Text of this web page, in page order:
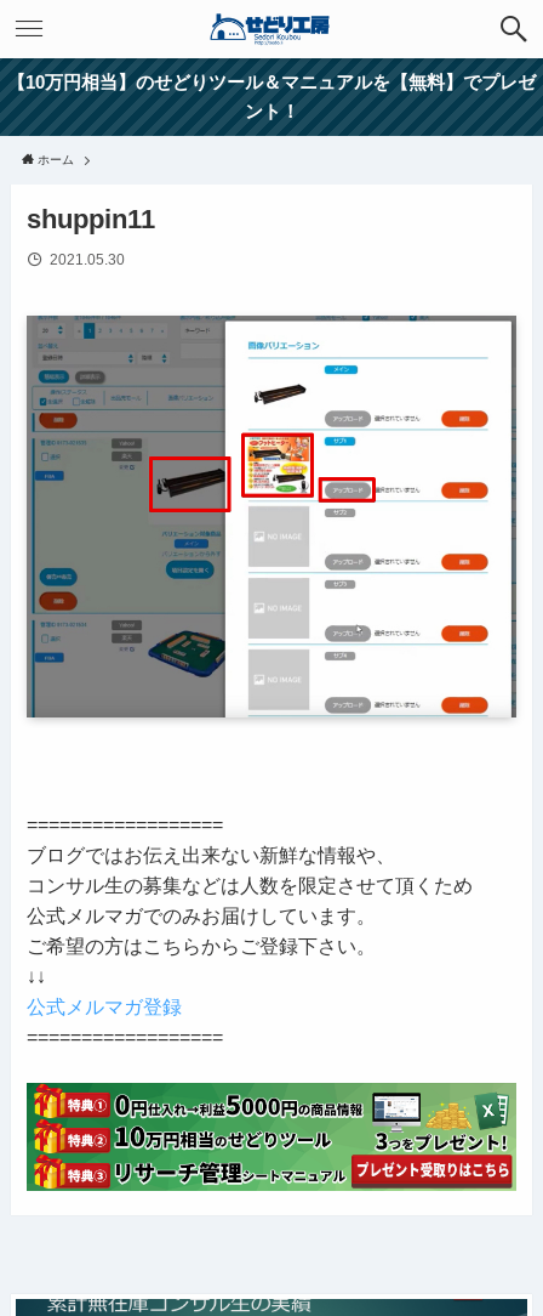
【10万円相当】のせどりツール＆マニュアルを【無料】でプレゼ
ント！
ホーム
shuppin11
2021.05.30
==================
ブログではお伝え出来ない新鮮な情報や、
コンサル生の募集などは人数を限定させて頂くため
公式メルマガでのみお届けしています。
ご希望の方はこちらからご登録下さい。
↓↓
公式メルマガ登録
==================